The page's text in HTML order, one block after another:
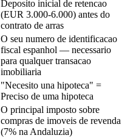
Deposito inicial de retencao
(EUR 3.000-6.000) antes do
contrato de arras
O seu numero de identificacao
fiscal espanhol — necessario
para qualquer transacao
imobiliaria
"Necesito una hipoteca" =
Preciso de uma hipoteca
O principal imposto sobre
compras de imoveis de revenda
(7% na Andaluzia)